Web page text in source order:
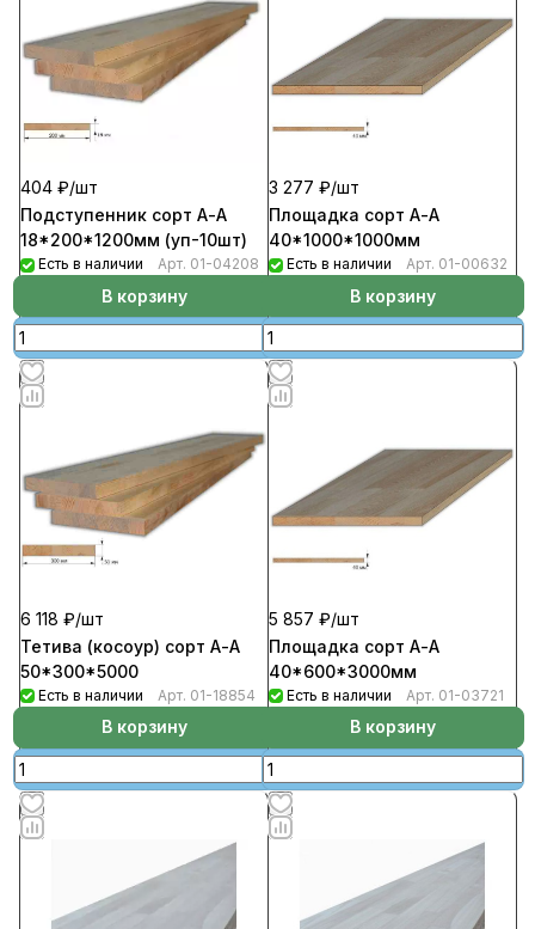
404 ₽/шт
Подступенник сорт А-А
18*200*1200мм (уп-10шт)
Есть в наличии Арт. 01-04208
В корзину
3 277 ₽/шт
Площадка сорт А-А
40*1000*1000мм
Есть в наличии Арт. 01-00632
В корзину
6 118 ₽/шт
Тетива (косоур) сорт А-А
50*300*5000
Есть в наличии Арт. 01-18854
В корзину
5 857 ₽/шт
Площадка сорт А-А
40*600*3000мм
Есть в наличии Арт. 01-03721
В корзину